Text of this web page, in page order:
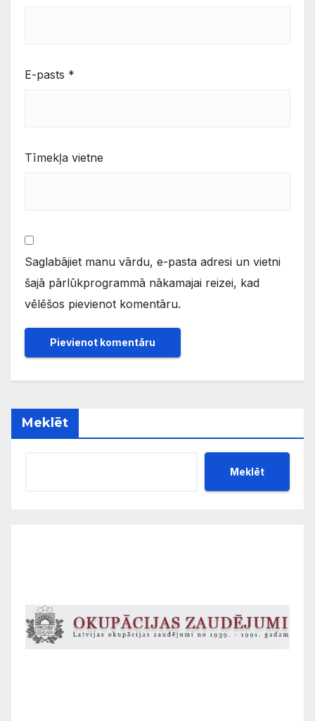
E-pasts *
Tīmekļa vietne
Saglabājiet manu vārdu, e-pasta adresi un vietni
šajā pārlūkprogrammā nākamajai reizei, kad
vēlēšos pievienot komentāru.
Meklēt
Meklēt